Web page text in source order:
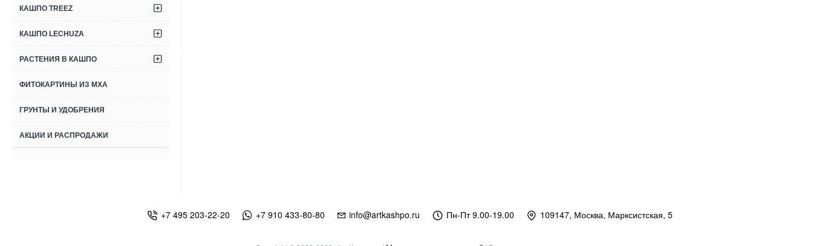
КАШПО TREEZ
КАШПО LECHUZA
РАСТЕНИЯ В КАШПО
ФИТОКАРТИНЫ ИЗ МХА
ГРУНТЫ И УДОБРЕНИЯ
АКЦИИ И РАСПРОДАЖИ
+7 495 203-22-20 +7 910 433-80-80 info@artkashpo.ru Пн-Пт 9.00-19.00 109147, Москва, Марксистская, 5